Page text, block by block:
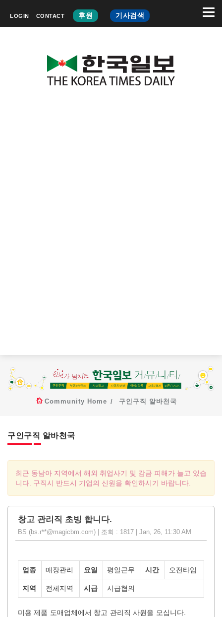
LOGIN CONTACT 후원 기사검색
Community Home 구인구직 알바천국
구인구직 알바천국
최근 동남아 지역에서 해외 취업사기 및 감금 피해가 늘고 있습
니다. 구직시 반드시 기업의 신원을 확인하시기 바랍니다.
창고 관리직 초빙 합니다.
BS (bs.r**@magicbm.com) | 조회 : 1817 | Jan, 26, 11:30 AM
업종 매장관리 요일 평일근무 시간 오전타임
지역 전체지역 시급 시급협의
미용 제품 도매업체에서 창고 관리직 사원을 모십니다.